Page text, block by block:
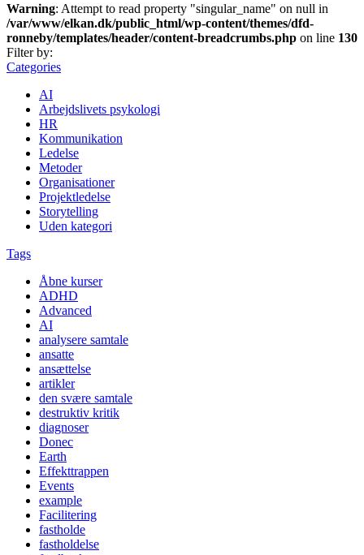
Warning: Attempt to read property "singular_name" on null in
/var/www/elkan.dk/public_html/wp-content/themes/dfd-
ronneby/templates/header/content-breadcrumbs.php on line 130
Filter by:
Categories
AI
Arbejdslivets psykologi
HR
Kommunikation
Ledelse
Metoder
Organisationer
Projektledelse
Storytelling
Uden kategori
Tags
Åbne kurser
ADHD
Advanced
AI
analysere samtale
ansatte
ansættelse
artikler
den svære samtale
destruktiv kritik
diagnoser
Donec
Earth
Effekttrappen
Events
example
Facilitering
fastholde
fastholdelse